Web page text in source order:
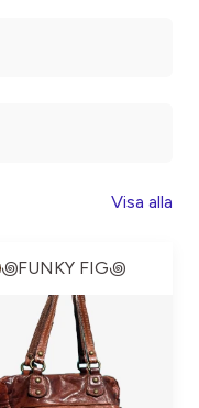
Visa alla
꩜FUNKY FIG꩜